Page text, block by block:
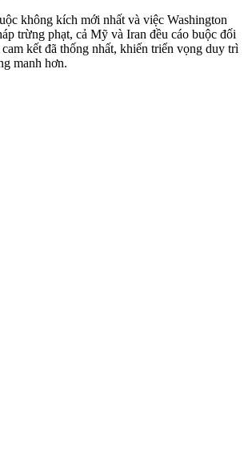
không kích mới nhất và việc Washington
trừng phạt, cả Mỹ và Iran đều cáo buộc đối
kết đã thống nhất, khiến triển vọng duy trì
manh hơn.